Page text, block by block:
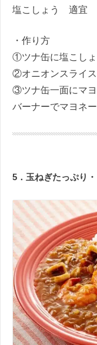
塩こしょう 適宜
・作り方
①ツナ缶に塩こしょ
②オニオンスライス
③ツナ缶一面にマヨ
バーナーでマヨネ
5． 玉ねぎたっぷり